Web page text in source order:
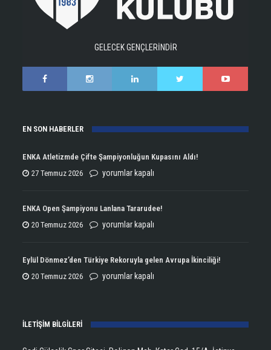
GELECEK GENÇLERİNDİR
EN SON HABERLER
ENKA Atletizmde Çifte Şampiyonluğun Kupasını Aldı!
27 Temmuz 2026
ENKA
Çifte
Şampiyonluğun
yorumlar kapalı
ENKA Open Şampiyonu Lanlana Tararudee!
20 Temmuz 2026
ENKA
Şampiyonu
Lanlana
yorumlar kapalı
Eylül Dönmez’den Türkiye Rekoruyla gelen Avrupa İkinciliği!
20 Temmuz 2026
Eylül
Rekoruyla
yorumlar kapalı
İLETİŞİM BİLGİLERİ